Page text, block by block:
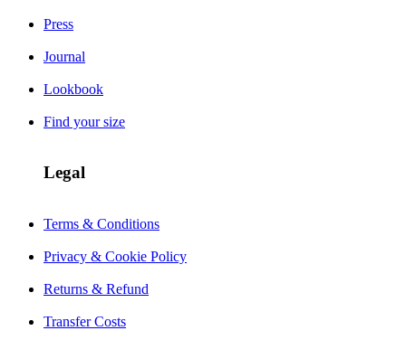
Press
Journal
Lookbook
Find your size
Legal
Terms & Conditions
Privacy & Cookie Policy
Returns & Refund
Transfer Costs